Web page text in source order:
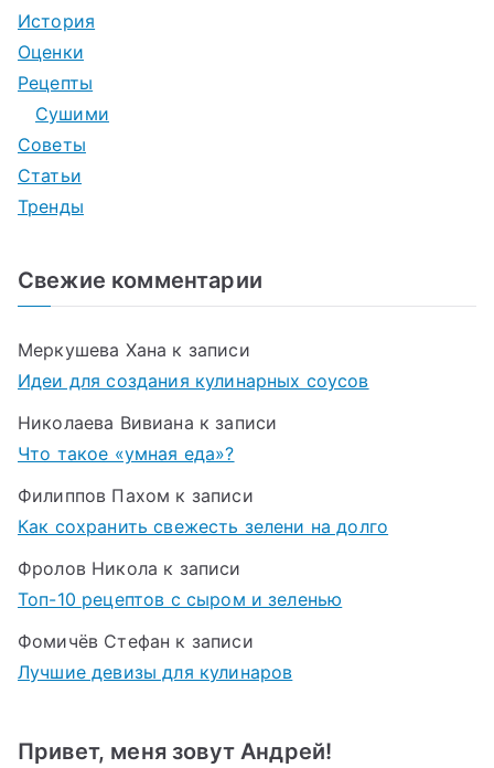
История
Оценки
Рецепты
Сушими
Советы
Статьи
Тренды
Свежие комментарии
Меркушева Хана к записи
Идеи для создания кулинарных соусов
Николаева Вивиана к записи
Что такое «умная еда»?
Филиппов Пахом к записи
Как сохранить свежесть зелени на долго
Фролов Никола к записи
Топ-10 рецептов с сыром и зеленью
Фомичёв Стефан к записи
Лучшие девизы для кулинаров
Привет, меня зовут Андрей!